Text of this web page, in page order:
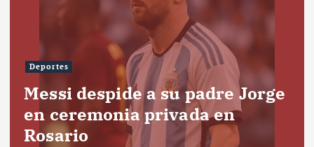
Deportes
Messi despide a su padre Jorge
en ceremonia privada en
Rosario